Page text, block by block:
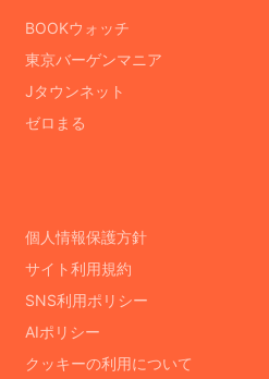
BOOKウォッチ
東京バーゲンマニア
Jタウンネット
ゼロまる
個人情報保護方針
サイト利用規約
SNS利用ポリシー
AIポリシー
クッキーの利用について